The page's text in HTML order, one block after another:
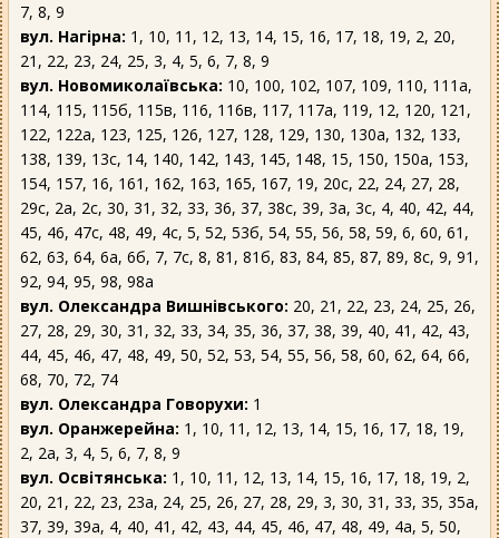
7, 8, 9
вул. Нагірна: 1, 10, 11, 12, 13, 14, 15, 16, 17, 18, 19, 2, 20,
21, 22, 23, 24, 25, 3, 4, 5, 6, 7, 8, 9
вул. Новомиколаївська: 10, 100, 102, 107, 109, 110, 111а,
114, 115, 115б, 115в, 116, 116в, 117, 117а, 119, 12, 120, 121,
122, 122а, 123, 125, 126, 127, 128, 129, 130, 130а, 132, 133,
138, 139, 13с, 14, 140, 142, 143, 145, 148, 15, 150, 150а, 153,
154, 157, 16, 161, 162, 163, 165, 167, 19, 20с, 22, 24, 27, 28,
29с, 2а, 2с, 30, 31, 32, 33, 36, 37, 38с, 39, 3а, 3с, 4, 40, 42, 44,
45, 46, 47с, 48, 49, 4с, 5, 52, 53б, 54, 55, 56, 58, 59, 6, 60, 61,
62, 63, 64, 6а, 6б, 7, 7с, 8, 81, 81б, 83, 84, 85, 87, 89, 8с, 9, 91,
92, 94, 95, 98, 98а
вул. Олександра Вишнівського: 20, 21, 22, 23, 24, 25, 26,
27, 28, 29, 30, 31, 32, 33, 34, 35, 36, 37, 38, 39, 40, 41, 42, 43,
44, 45, 46, 47, 48, 49, 50, 52, 53, 54, 55, 56, 58, 60, 62, 64, 66,
68, 70, 72, 74
вул. Олександра Говорухи: 1
вул. Оранжерейна: 1, 10, 11, 12, 13, 14, 15, 16, 17, 18, 19,
2, 2а, 3, 4, 5, 6, 7, 8, 9
вул. Освітянська: 1, 10, 11, 12, 13, 14, 15, 16, 17, 18, 19, 2,
20, 21, 22, 23, 23а, 24, 25, 26, 27, 28, 29, 3, 30, 31, 33, 35, 35а,
37, 39, 39а, 4, 40, 41, 42, 43, 44, 45, 46, 47, 48, 49, 4а, 5, 50,